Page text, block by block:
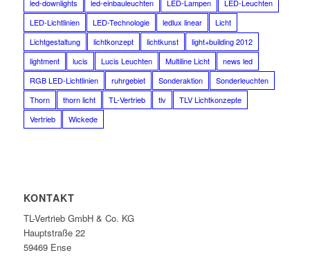
led-downlights led-einbauleuchten LED-Lampen
LED-Leuchten
LED-Lichtlinien
LED-Technologie ledlux linear
Licht
Lichtgestaltung
lichtkonzept lichtkunst
light+building 2012
lightment
lucis Lucis Leuchten Multiline Licht
news led
RGB LED-Lichtlinien
ruhrgebiet Sonderaktion
Sonderleuchten
Thorn
thorn licht TL-Vertrieb tlv
TLV Lichtkonzepte
Vertrieb
Wickede
KONTAKT
TL-Vertrieb GmbH & Co. KG
Hauptstraße 22
59469 Ense